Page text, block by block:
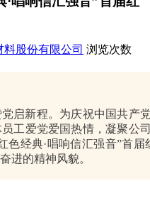
股份有限公司 浏览次数
启新程。为庆祝中国共产
工爱党爱国热情，凝聚公
色经典·唱响信汇强音”首
进的精神风貌。